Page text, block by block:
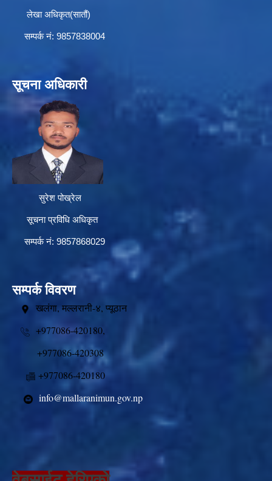
लेखा अधिकृत(सातौं)
सम्पर्क न‌ं: 9857838004
सूचना अधिकारी
सुरेश पोख्रेल
सूचना प्रविधि अधिकृत
सम्पर्क नं: 9857868029
सम्पर्क विवरण
खलंगा, मल्लरानी-४, प्यूठान
+977086-420180,
+977086-420308
+977086-420180
info@mallaranimun.gov.np